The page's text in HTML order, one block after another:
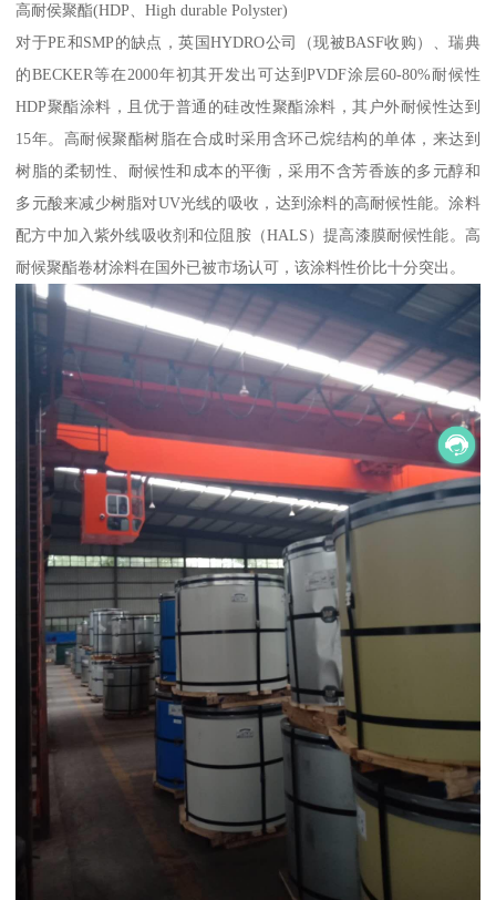
高耐侯聚酯(HDP、High durable Polyster)
对于PE和SMP的缺点，英国HYDRO公司（现被BASF收购）、瑞典
的BECKER等在2000年初其开发出可达到PVDF涂层60-80%耐候性
HDP聚酯涂料，且优于普通的硅改性聚酯涂料，其户外耐候性达到
15年。高耐候聚酯树脂在合成时采用含环己烷结构的单体，来达到
树脂的柔韧性、耐候性和成本的平衡，采用不含芳香族的多元醇和
多元酸来减少树脂对UV光线的吸收，达到涂料的高耐候性能。涂料
配方中加入紫外线吸收剂和位阻胺（HALS）提高漆膜耐候性能。高
耐候聚酯卷材涂料在国外已被市场认可，该涂料性价比十分突出。